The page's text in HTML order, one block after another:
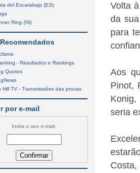
Volta
da
para
Aos
Pinot,
seria
del Escarabajo (ES)
Ring (IN)
- Resultados e Rankings
Quotes
Hill TV - Transmissões das provas
por e-mail
Insira o seu e-mail: